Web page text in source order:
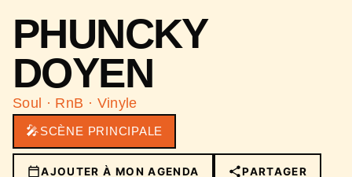
PHUNCKY
DOYEN
Soul · RnB · Vinyle
🎤SCÈNE PRINCIPALE
AJOUTER À MON AGENDA PARTAGER